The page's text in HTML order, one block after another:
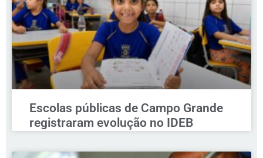
Escolas públicas de Campo Grande
registraram evolução no IDEB